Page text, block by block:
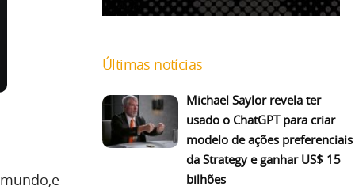
Últimas notícias
Michael Saylor revela ter
usado o ChatGPT para criar
modelo de ações preferenciais
da Strategy e ganhar US$ 15
bilhões